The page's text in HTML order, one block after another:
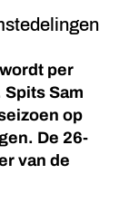
per
Sam
op
De 26-
van de